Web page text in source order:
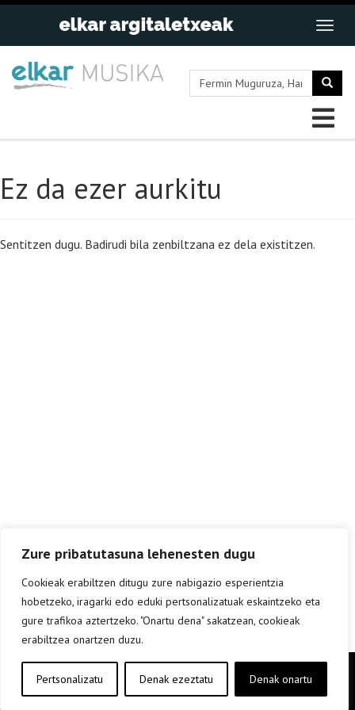
Zure pribatutasuna lehenesten dugu
Cookieak erabiltzen ditugu zure nabigazio esperientzia
hobetzeko, iragarki edo eduki pertsonalizatuak eskaintzeko eta
gure trafikoa aztertzeko. "Onartu dena" sakatzean, cookieak
erabiltzea onartzen duzu.
Pertsonalizatu Denak ezeztatu Denak onartu
Ez da ezer aurkitu
Sentitzen dugu. Badirudi bila zenbiltzana ez dela existitzen.
Copyright © elkar Argitaletxeak 2019
Lege oharra
Cookie politika